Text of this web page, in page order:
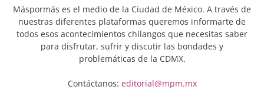
Máspormás es el medio de la Ciudad de México. A través de
nuestras diferentes plataformas queremos informarte de
todos esos acontecimientos chilangos que necesitas saber
para disfrutar, sufrir y discutir las bondades y
problemáticas de la CDMX.
Contáctanos: editorial@mpm.mx